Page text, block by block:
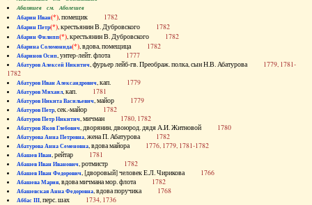
Абаляшев см. Аболешев
Абарин Иван(*), помещик 1782
Абарин Петр(*), крестьянин В. Дубровского 1782
Абарин Филипп(*), крестьянин В. Дубровского 1782
Абарина Соломонида(*), вдова, помещица 1782
Абаринов Осип, унтер-лейт. флота 1777
Абатуров Алексей Никитич, фурьер лейб-гв. Преображ. полка, сын Н.В. Абатурова 1779, 1781-
1782
Абатуров Иван Александрович, кап. 1779
Абатуров Михаил, кап. 1781
Абатуров Никита Васильевич, майор 1779
Абатуров Петр, сек.-майор 1782
Абатуров Петр Никитич, мичман 1780, 1782
Абатуров Яков Глебович, дворянин, двоюрод. дядя А.И. Житновой 1780
Абатурова Анна Петровна, жена П. Абатурова 1782
Абатурова Анна Семеновна, вдова майора 1776, 1779, 1781-1782
Абашев Иван, рейтар 1781
Абашев Иван Иванович, ротмистр 1782
Абашев Иван Федорович, [дворовый] человек Е.Л. Чирикова 1766
Абашева Мария, вдова мичмана мор. флота 1782
Абашевская Анна Федоровна, вдова поручика 1768
Аббас III, перс. шах 1734, 1736